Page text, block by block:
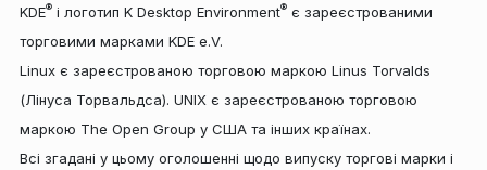
KDE® і логотип K Desktop Environment® є зареєстрованими
торговими марками KDE e.V.
Linux є зареєстрованою торговою маркою Linus Torvalds
(Лінуса Торвальдса). UNIX є зареєстрованою торговою
маркою The Open Group у США та інших країнах.
Всі згадані у цьому оголошенні щодо випуску торгові марки і